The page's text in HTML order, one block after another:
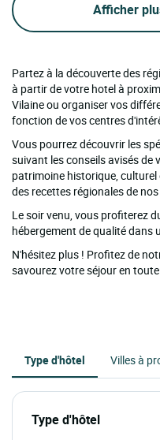
Afficher
Partez à la découverte des
à partir de votre hotel à
Vilaine ou organiser vos
fonction de vos centres
Vous pourrez découvrir les
suivant les conseils avisés de
patrimoine historique,
des recettes régionales de
Le soir venu, vous profiterez
hébergement de qualité dans
N'hésitez plus ! Profitez de
savourez votre séjour en
Type d'hôtel Villes à
Type d'hôtel